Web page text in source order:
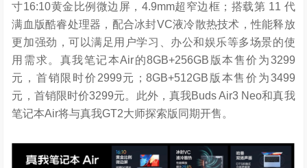
寸16:10黄金比例微边屏，4.9mm超窄边框；搭载第 11 代
满血版酷睿处理器，配合冰封VC液冷散热技术，性能释放
更加强劲，可以满足用户学习、办公和娱乐等多场景的使
用需求。真我笔记本Air的8GB+256GB版本售价为3299
元，首销限时价2999元；8GB+512GB版本售价为3499
元，首销限时价3299元。此外，真我Buds Air3 Neo和真我
笔记本Air将与真我GT2大师探索版同期开售。